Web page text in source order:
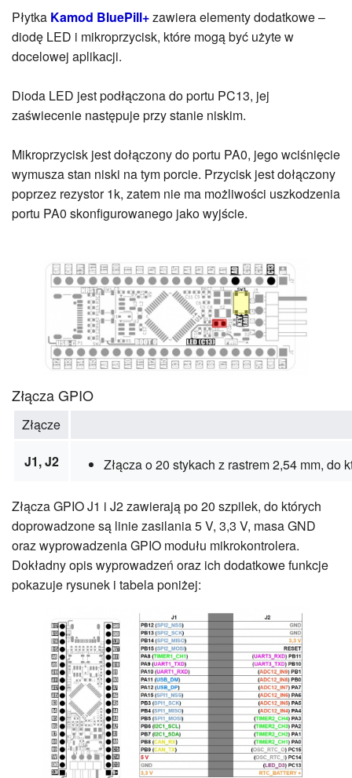
Płytka Kamod BluePill+zawiera elementy dodatkowe –
diodę LED i mikroprzycisk, które mogą być użyte w
docelowej aplikacji.
Dioda LED jest podłączona do portu PC13, jej
zaświecenie następuje przy stanie niskim.
Mikroprzycisk jest dołączony do portu PA0, jego wciśnięcie
wymusza stan niski na tym porcie. Przycisk jest dołączony
poprzez rezystor 1k, zatem nie ma możliwości uszkodzenia
portu PA0 skonfigurowanego jako wyjście.
Złącza GPIO
Złącze
J1, J2 Złącza o 20 stykach z rastrem 2,54 mm,
Złącza GPIO J1 i J2 zawierają po 20 szpilek, do których
doprowadzone są linie zasilania 5 V, 3,3 V, masa GND
oraz wyprowadzenia GPIO modułu mikrokontrolera.
Dokładny opis wyprowadzeń oraz ich dodatkowe funkcje
pokazuje rysunek i tabela poniżej: